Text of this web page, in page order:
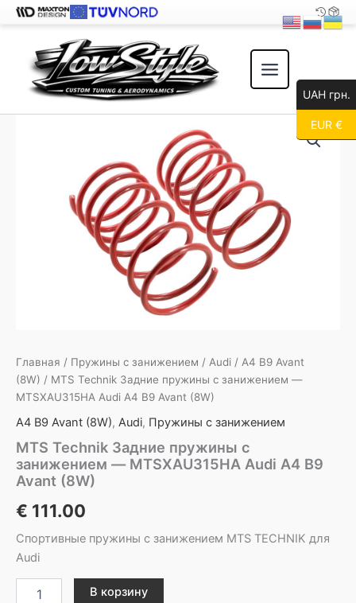
содержимому
Главная / Пружины с занижением / Audi / A4 B9 Avant
(8W) / MTS Technik Задние пружины с занижением —
MTSXAU315HA Audi A4 B9 Avant (8W)
A4 B9 Avant (8W), Audi, Пружины с занижением
MTS Technik Задние пружины с
занижением — MTSXAU315HA Audi A4 B9
Avant (8W)
€ 111.00
Спортивные пружины с занижением MTS TECHNIK для
Audi
В корзину
UAH грн.
EUR €